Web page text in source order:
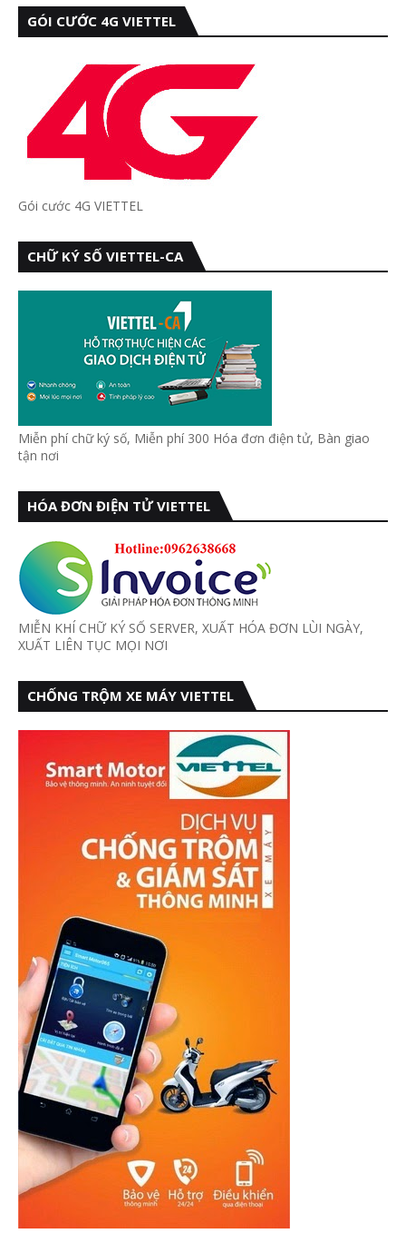
GÓI CƯỚC 4G VIETTEL
Gói cước 4G VIETTEL
CHỮ KÝ SỐ VIETTEL-CA
Miễn phí chữ ký số, Miễn phí 300 Hóa đơn điện tử, Bàn giao
tận nơi
HÓA ĐƠN ĐIỆN TỬ VIETTEL
MIỄN KHÍ CHỮ KÝ SỐ SERVER, XUẤT HÓA ĐƠN LÙI NGÀY,
XUẤT LIÊN TỤC MỌI NƠI
CHỐNG TRỘM XE MÁY VIETTEL